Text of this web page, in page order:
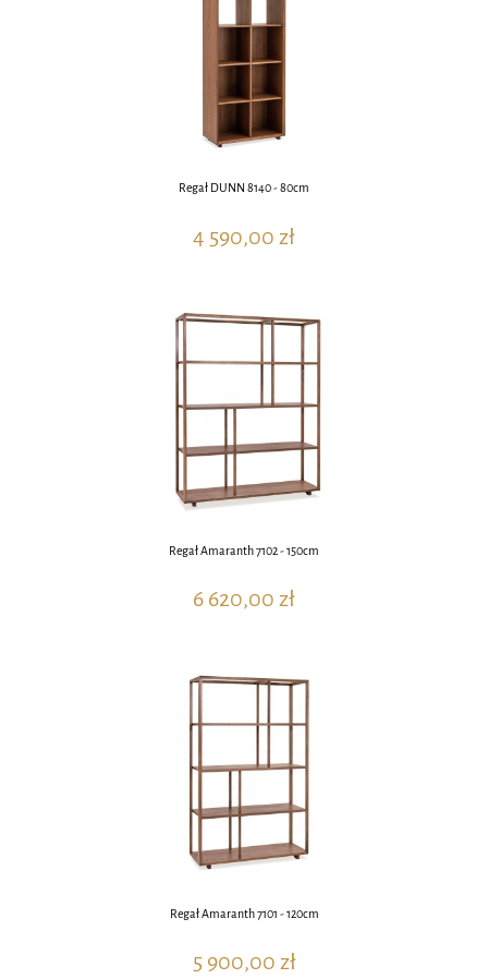
Regał DUNN 8140 - 80cm
4 590,00 zł
Regał Amaranth 7102 - 150cm
6 620,00 zł
Regał Amaranth 7101 - 120cm
5 900,00 zł